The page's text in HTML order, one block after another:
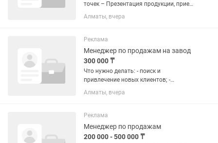
точек – Презентация продукции, прием
заказов – Выполнение плана продаж –
Расширение клиентской базы –
задолженности – Ведение...
Алматы, вчера
Реклама
Менеджер по продажам на завод
300 000 ₸
Что нужно делать: - поиск и
привлечение новых клиентов; -
работать с клиентами; - работа с
холодными звонками; - консультация и
Алматы, вчера
Реклама
Менеджер по продажам
200 000 - 500 000 ₸